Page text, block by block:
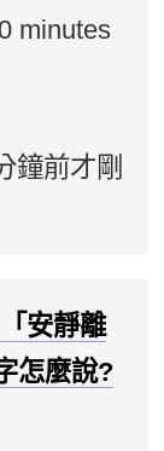
minutes
鐘前才剛
安靜離
怎麼說?